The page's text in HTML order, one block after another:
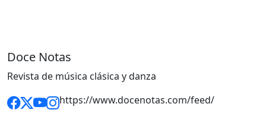
Doce Notas
Revista de música clásica y danza
https://www.docenotas.com/feed/